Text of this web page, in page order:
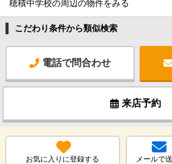
穂積中学校の周辺の物件をみる
こだわり条件から類似検索
電話で問合わせ
来店予約
お気に入りに登録する メールで